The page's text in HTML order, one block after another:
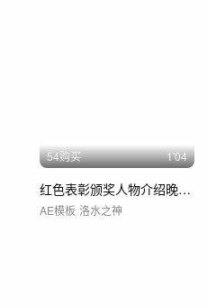
54购买 1'04
红色表彰颁奖人物介绍晚会片头
AE模板 洛水之神